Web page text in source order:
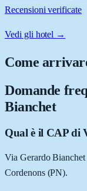
Recensioni verificate
Vedi gli hotel →
Come
Domande
Bianchet
Qual è il CAP di
Via Gerardo
Cordenons (PN).